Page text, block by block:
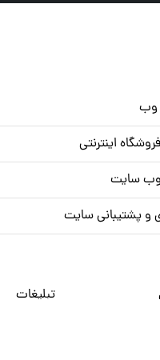
وب
اینترنتی
وب سایت
و پشتیبانی سایت
تبلیغات